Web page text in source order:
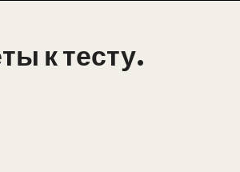
к тесту.